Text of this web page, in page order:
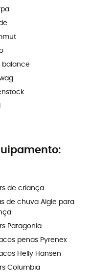
balance
de criança
de chuva Aigle para
Patagonia
penas Pyrenex
Helly Hansen
Columbia